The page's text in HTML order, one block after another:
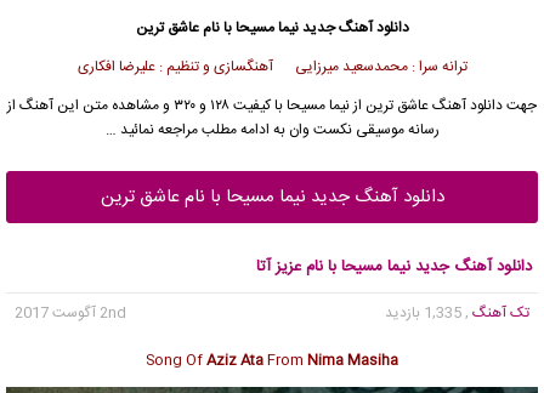
دانلود آهنگ جدیدنیما مسیحابا نام عاشق ترین
ترانه سرا : محمدسعید میرزایی آهنگسازی و تنظیم : علیرضا افکاری
جهت دانلود آهنگ عاشق ترین ازنیما مسیحا
با کیفیت ۱۲۸ و ۳۲۰ و مشاهده متن این آهنگ از
رسانه موسیقی نکست وان به ادامه مطلب مراجعه نمائید …
دانلود آهنگ جدید نیما مسیحا با نام عاشق ترین
دانلود آهنگ جدید نیما مسیحا با نام عزیز آتا
تک آهنگ , 1,335 بازدید
2nd آگوست 2017
Song OfAziz AtaFrom Nima Masiha